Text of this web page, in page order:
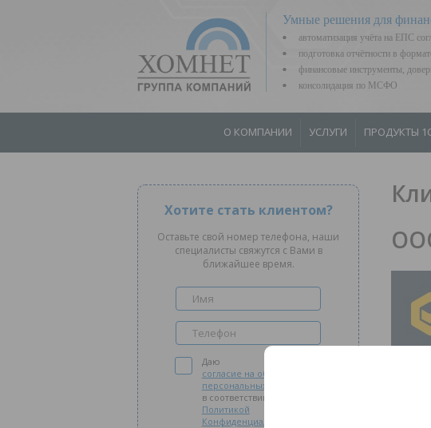
Умные решения для
автоматизация учёта на ЕПС
подготовка отчётности в
финансовые инструменты,
консолидация по МСФО
О КОМПАНИИ УСЛУГИ ПРОДУКТЫ
Хотите стать клиентом?
Оставьте свой номер телефона, наши
специалисты свяжутся с Вами в
ближайшее время.
Даю
согласие на обработку
персональных данных
в соответствии с
Политикой
Конфиденциальности